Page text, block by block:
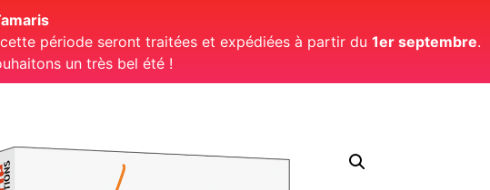
période seront traitées et expédiées à partir du 1er septembre.
un très bel été !